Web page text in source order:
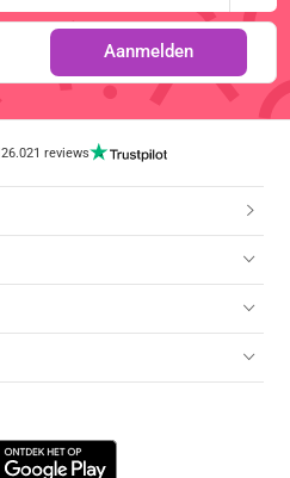
Aanmelden
|26.021 reviews